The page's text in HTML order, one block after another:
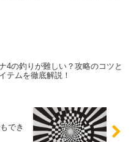
4の釣りが難しい？攻略のコツと
テムを徹底解説！
でき